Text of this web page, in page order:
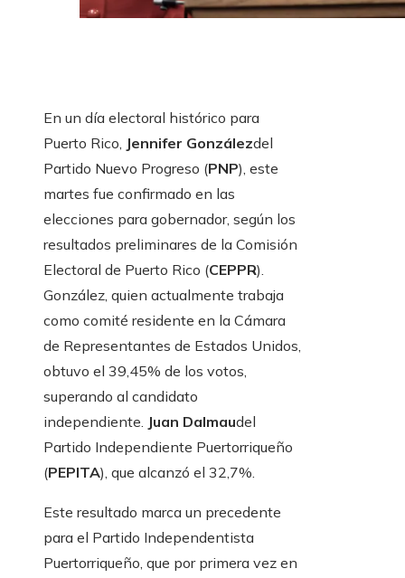
En un día electoral histórico para
Puerto Rico, Jennifer Gonzálezdel
Partido Nuevo Progreso (PNP), este
martes fue confirmado en las
elecciones para gobernador, según los
resultados preliminares de la Comisión
Electoral de Puerto Rico (CEPPR).
González, quien actualmente trabaja
como comité residente en la Cámara
de Representantes de Estados Unidos,
obtuvo el 39,45% de los votos,
superando al candidato
independiente. Juan Dalmaudel
Partido Independiente Puertorriqueño
(PEPITA), que alcanzó el 32,7%.
Este resultado marca un precedente
para el Partido Independentista
Puertorriqueño, que por primera vez en